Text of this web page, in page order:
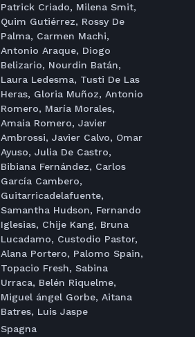
Patrick Criado, Milena Smit,
Quim Gutiérrez, Rossy De
Palma, Carmen Machi,
Antonio Araque, Diogo
Belizario, Nourdin Batán,
Laura Ledesma, Tusti De Las
Heras, Gloria Muñoz, Antonio
Romero, María Morales,
Amaia Romero, Javier
Ambrossi, Javier Calvo, Omar
Ayuso, Julia De Castro,
Bibiana Fernández, Carlos
García Cambero,
Guitarricadelafuente,
Samantha Hudson, Fernando
Iglesias, Chije Kang, Bruna
Lucadamo, Custodio Pastor,
Alana Portero, Palomo Spain,
Topacio Fresh, Sabina
Urraca, Belén Riquelme,
Miguel ángel Gorbe, Aitana
Batres, Luis Jaspe
Spagna